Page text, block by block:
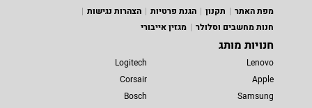
מפת האתר
תקנון הגנת פרטיות
הצהרות נגישות
חנות מחשבים וסלולר
מגזין אייבורי
חנויות מותג
Lenovo
Apple
Samsung
Logitech
Corsair
Bosch